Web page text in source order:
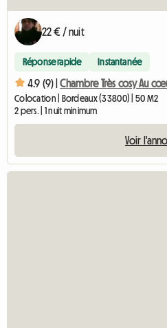
22 € / nuit
Réponse rapide Instantanée
4.9 (9) | Chambre Très cosy Au
Colocation | Bordeaux (33800) | 50 M2
2 pers. | 1 nuit minimum
Voir